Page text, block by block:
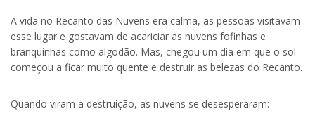
A vida no Recanto das Nuvens era calma, as pessoas visitavam
esse lugar e gostavam de acariciar as nuvens fofinhas e
branquinhas como algodão. Mas, chegou um dia em que o sol
começou a ficar muito quente e destruir as belezas do Recanto.
Quando viram a destruição, as nuvens se desesperaram: